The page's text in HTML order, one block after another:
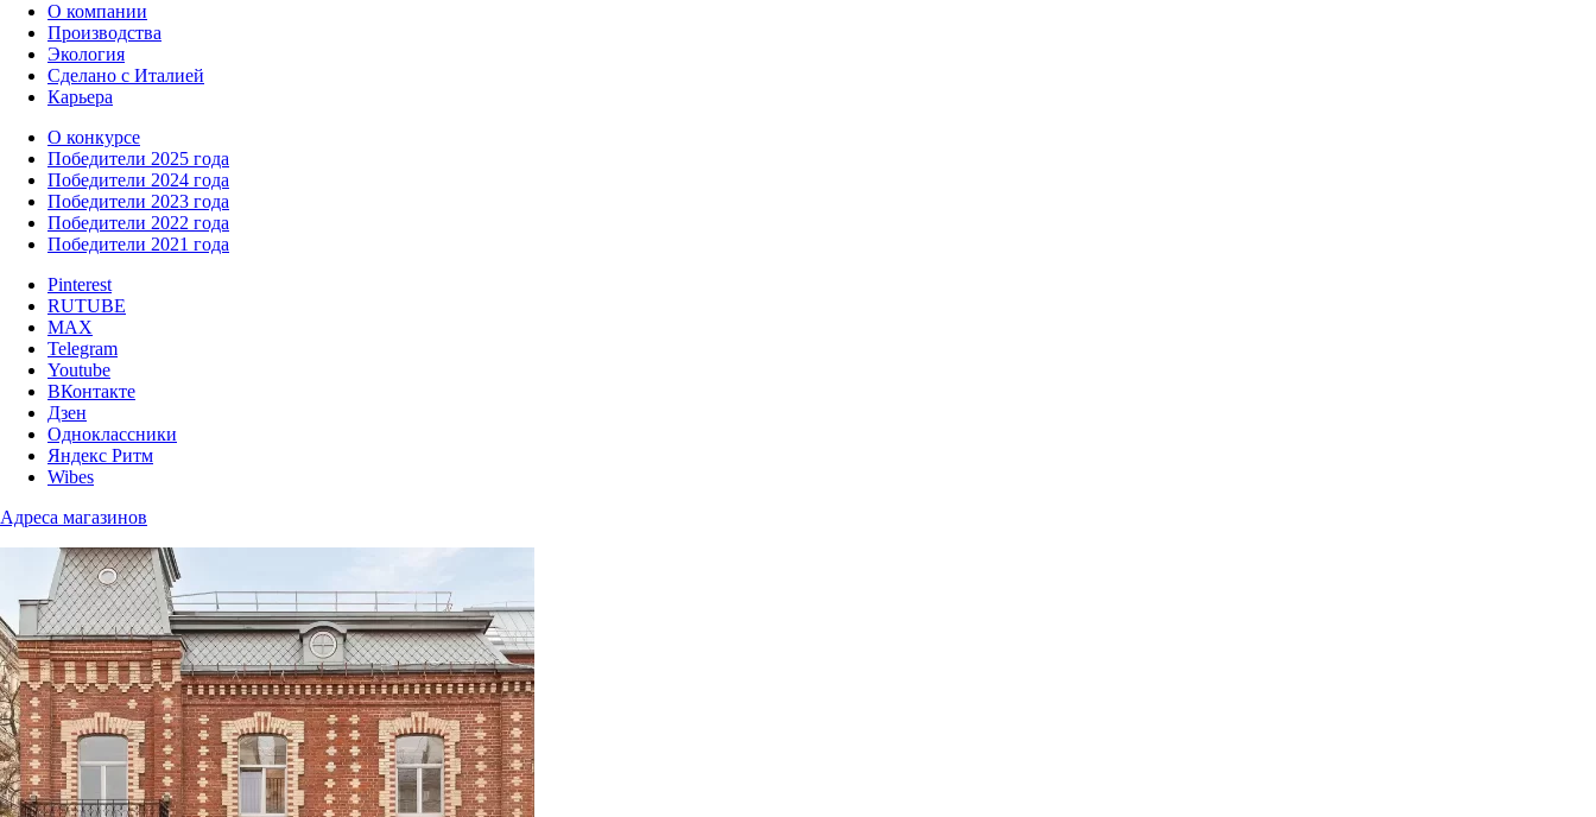
О компании
Производства
Экология
Сделано с Италией
Карьера
О конкурсе
Победители 2025 года
Победители 2024 года
Победители 2023 года
Победители 2022 года
Победители 2021 года
Pinterest
RUTUBE
MAX
Telegram
Youtube
ВКонтакте
Дзен
Одноклассники
Яндекс Ритм
Wibes
Адреса магазинов